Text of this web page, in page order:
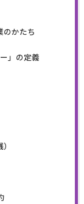
のかたち
」の定義